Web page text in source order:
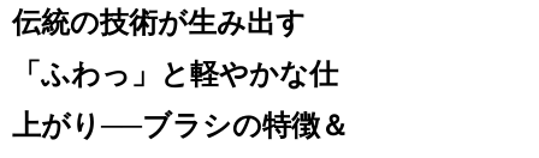
伝統の技術が生み出す
「ふわっ」と軽やかな仕
上がり──ブラシの特徴＆